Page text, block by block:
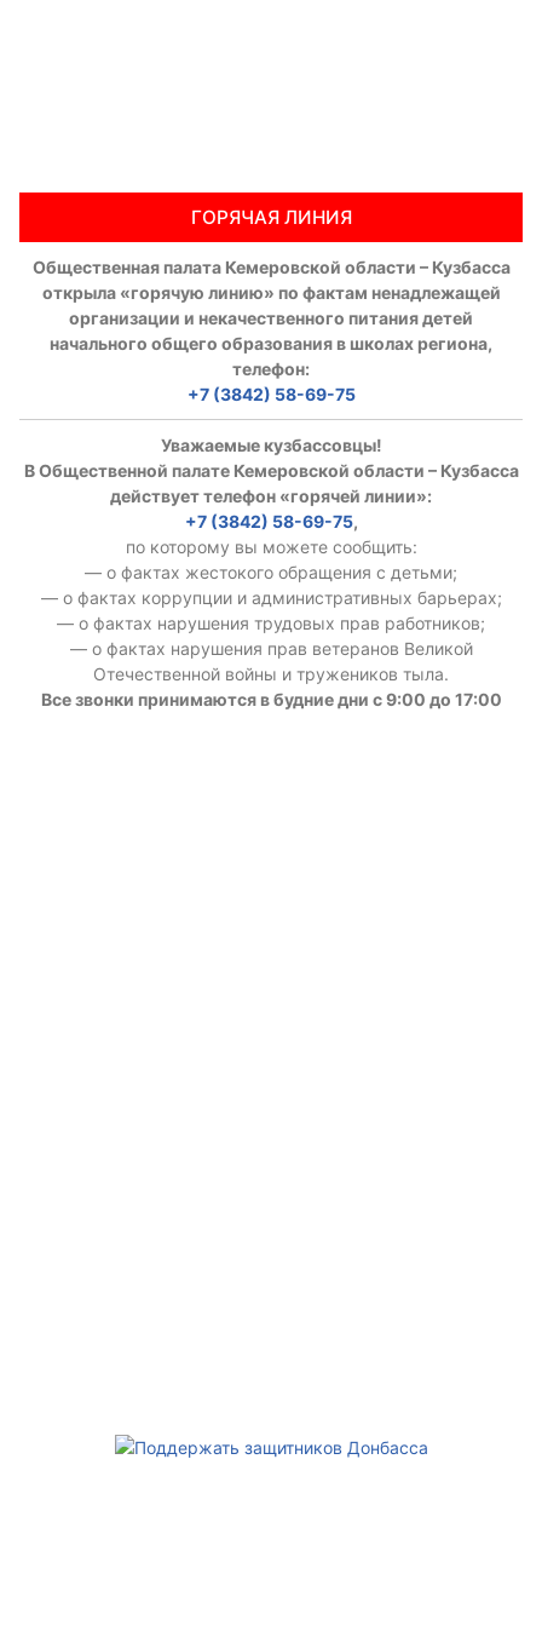
ГОРЯЧАЯ ЛИНИЯ
Общественная палата Кемеровской области – Кузбасса
открыла «горячую линию» по фактам ненадлежащей
организации и некачественного питания детей
начального общего образования в школах региона,
телефон:
+7 (3842) 58-69-75
Уважаемые кузбассовцы!
В Общественной палате Кемеровской области – Кузбасса
действует телефон «горячей линии»:
+7 (3842) 58-69-75,
по которому вы можете сообщить:
— о фактах жестокого обращения с детьми;
— о фактах коррупции и административных барьерах;
— о фактах нарушения трудовых прав работников;
— о фактах нарушения прав ветеранов Великой
Отечественной войны и тружеников тыла.
Все звонки принимаются в будние дни с 9:00 до 17:00